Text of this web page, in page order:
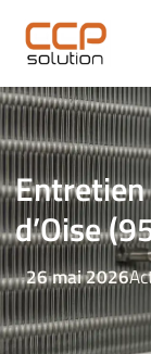
d’Oise
26 mai 2026